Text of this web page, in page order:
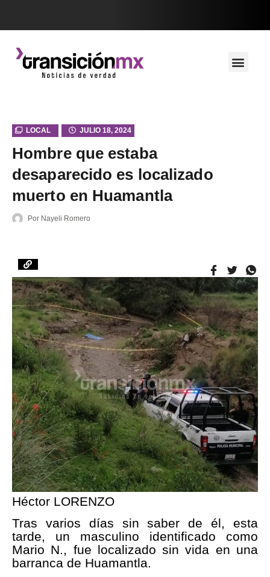
LOCAL JULIO 18, 2024
Hombre que estaba
desaparecido es localizado
muerto en Huamantla
Por Nayeli Romero
Héctor LORENZO
Tras varios días sin saber de él, esta
tarde, un masculino identificado como
Mario N., fue localizado sin vida en una
barranca de Huamantla.